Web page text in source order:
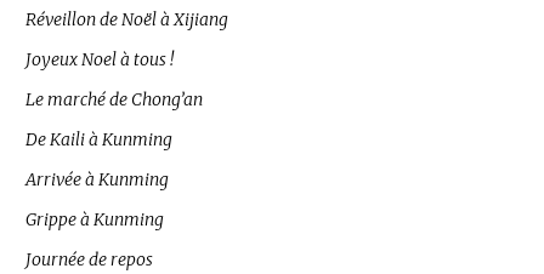
Réveillon de Noël à Xijiang
Joyeux Noel à tous !
Le marché de Chong’an
De Kaili à Kunming
Arrivée à Kunming
Grippe à Kunming
Journée de repos